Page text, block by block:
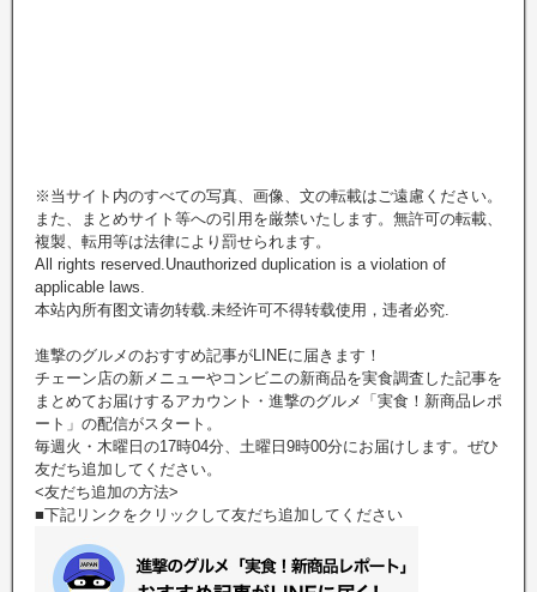
※当サイト内のすべての写真、画像、文の転載はご遠慮ください。
また、まとめサイト等への引用を厳禁いたします。無許可の転載、
複製、転用等は法律により罰せられます。
All rights reserved.Unauthorized duplication is a violation of
applicable laws.
本站內所有图文请勿转载.未经许可不得转载使用，违者必究.
進撃のグルメのおすすめ記事がLINEに届きます！
チェーン店の新メニューやコンビニの新商品を実食調査した記事を
まとめてお届けするアカウント・進撃のグルメ「実食！新商品レポ
ート」の配信がスタート。
毎週火・木曜日の17時04分、土曜日9時00分にお届けします。ぜひ
友だち追加してください。
<友だち追加の方法>
■下記リンクをクリックして友だち追加してください